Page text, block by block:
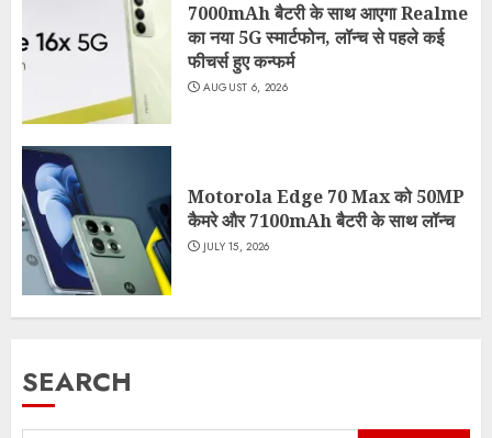
7000mAh बैटरी के साथ आएगा Realme
का नया 5G स्मार्टफोन, लॉन्च से पहले कई
फीचर्स हुए कन्फर्म
AUGUST 6, 2026
Motorola Edge 70 Max को 50MP
कैमरे और 7100mAh बैटरी के साथ लॉन्च
JULY 15, 2026
SEARCH